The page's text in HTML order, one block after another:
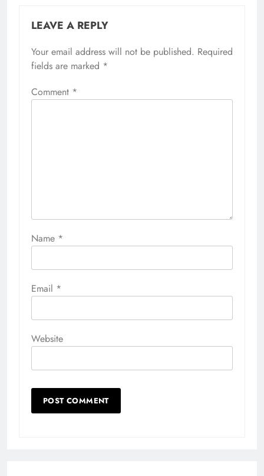
LEAVE A REPLY
Your email address will not be published. Required
fields are marked *
Comment *
Name *
Email *
Website